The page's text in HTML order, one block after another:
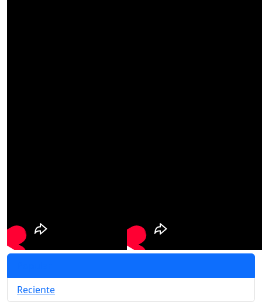
Reciente